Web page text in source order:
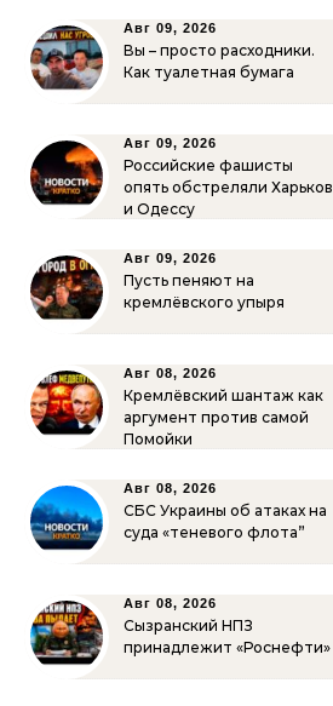
Авг 09, 2026
Вы – просто расходники.
Как туалетная бумага
Авг 09, 2026
Российские фашисты
опять обстреляли Харьков
и Одессу
Авг 09, 2026
Пусть пеняют на
кремлёвского упыря
Авг 08, 2026
Кремлёвский шантаж как
аргумент против самой
Помойки
Авг 08, 2026
СБС Украины об атаках на
суда «теневого флота”
Авг 08, 2026
Сызранский НПЗ
принадлежит «Роснефти»